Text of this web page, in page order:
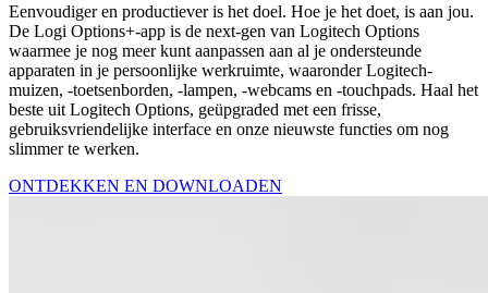
Eenvoudiger en productiever is het doel. Hoe je het doet, is aan jou.
De Logi Options+-app is de next-gen van Logitech Options
waarmee je nog meer kunt aanpassen aan al je ondersteunde
apparaten in je persoonlijke werkruimte, waaronder Logitech-
muizen, -toetsenborden, -lampen, -webcams en -touchpads. Haal het
beste uit Logitech Options, geüpgraded met een frisse,
gebruiksvriendelijke interface en onze nieuwste functies om nog
slimmer te werken.
ONTDEKKEN EN DOWNLOADEN